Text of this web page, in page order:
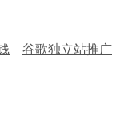
谷歌独立站推广